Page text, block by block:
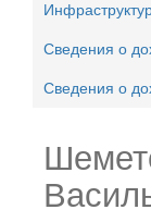
Сведения о
Сведения о